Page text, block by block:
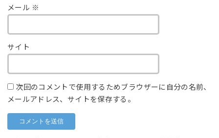
メール ※
サイト
次回のコメントで使用するためブラウザーに自分の名前、
メールアドレス、サイトを保存する。